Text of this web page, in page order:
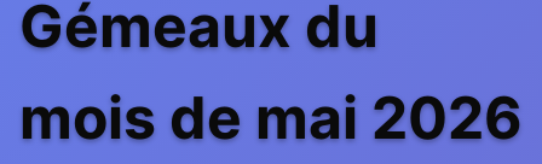
Gémeaux du
mois de mai 2026